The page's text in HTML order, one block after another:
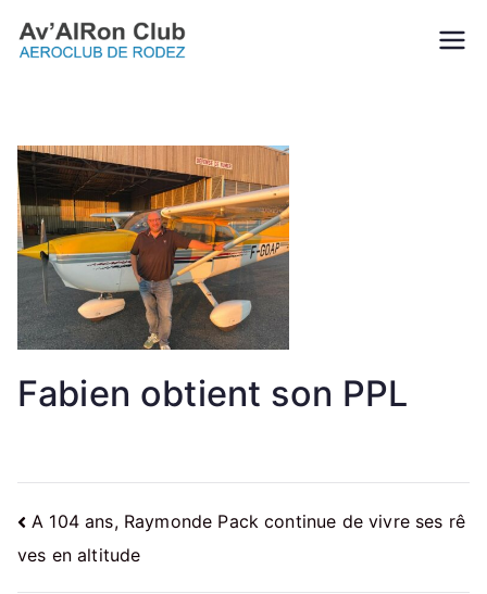
au
Aéroclub de
Rodez
Fabien obtient son PPL
Navigation
de
A 104 ans, Raymonde Pack continue de vivre ses rê
ves en altitude